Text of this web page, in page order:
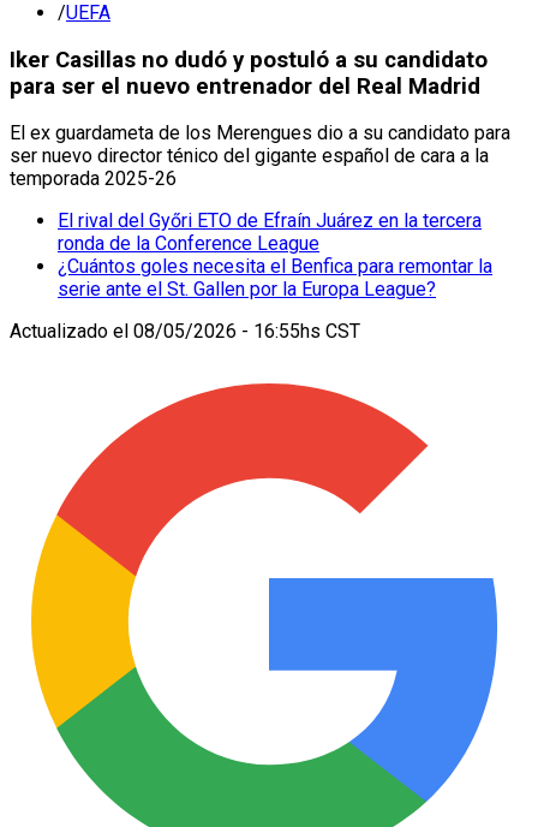
/UEFA
Iker Casillas no dudó y postuló a su candidato
para ser el nuevo entrenador del Real Madrid
El ex guardameta de los Merengues dio a su candidato para
ser nuevo director ténico del gigante español de cara a la
temporada 2025-26
El rival del Győri ETO de Efraín Juárez en la tercera
ronda de la Conference League
¿Cuántos goles necesita el Benfica para remontar la
serie ante el St. Gallen por la Europa League?
Actualizado el 08/05/2026 - 16:55hs CST